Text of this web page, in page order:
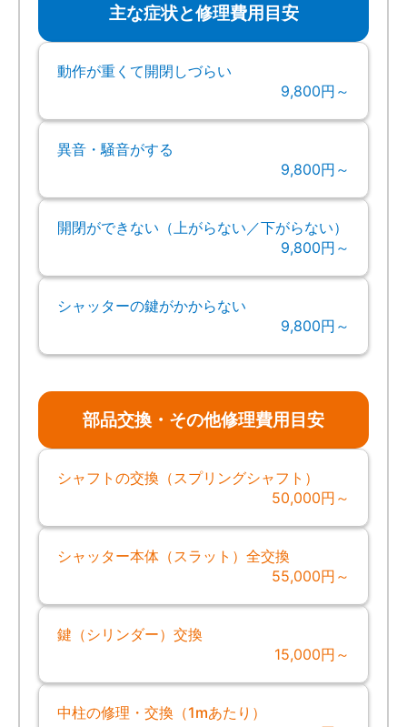
主な症状と修理費用目安
動作が重くて開閉しづらい
9,800円～
異音・騒音がする
9,800円～
開閉ができない（上がらない／下がらない）
9,800円～
シャッターの鍵がかからない
9,800円～
部品交換・その他修理費用目安
シャフトの交換（スプリングシャフト）
50,000円～
シャッター本体（スラット）全交換
55,000円～
鍵（シリンダー）交換
15,000円～
中柱の修理・交換（1mあたり）